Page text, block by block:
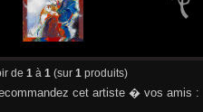
de 1 à 1 (sur 1 produits)
cet artiste � vos amis :